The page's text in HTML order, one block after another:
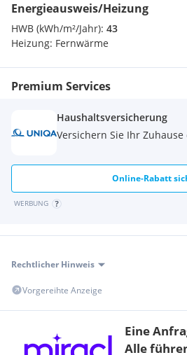
Nahversorgung
Supermarkt <500m
Bäckerei <250m
Verkehr
Bahnhof <1250m
Flughafen <8500m
Sonstige
Post <750m
Polizei <1000m
Energieausweis/Heizung
HWB (kWh/m²/Jahr): 43
Heizung: Fernwärme
Premium Services
Haushaltsversicherung
Versichern Sie Ihr
Online-Rabatt
WERBUNG
Rechtlicher Hinweis
Vorgereihte Anzeige
Eine
Alle